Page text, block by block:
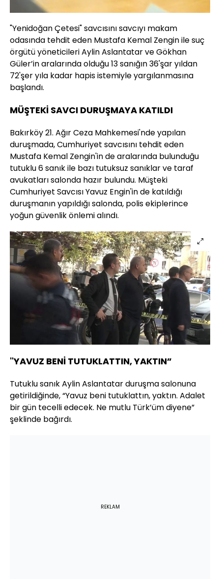
"Yenidoğan Çetesi" savcısını savcıyı makam
odasında tehdit eden Mustafa Kemal Zengin ile suç
örgütü yöneticileri Aylin Aslantatar ve Gökhan
Güler’in aralarında olduğu 13 sanığın 36'şar yıldan
72'şer yıla kadar hapis istemiyle yargılanmasına
başlandı.
MÜŞTEKİ SAVCI DURUŞMAYA KATILDI
Bakırköy 21. Ağır Ceza Mahkemesi'nde yapılan
duruşmada, Cumhuriyet savcısını tehdit eden
Mustafa Kemal Zengin'in de aralarında bulunduğu
tutuklu 6 sanık ile bazı tutuksuz sanıklar ve taraf
avukatları salonda hazır bulundu. Müşteki
Cumhuriyet Savcısı Yavuz Engin'in de katıldığı
duruşmanın yapıldığı salonda, polis ekiplerince
yoğun güvenlik önlemi alındı.
"YAVUZ BENİ TUTUKLATTIN, YAKTIN”
Tutuklu sanık Aylin Aslantatar duruşma salonuna
getirildiğinde, “Yavuz beni tutuklattın, yaktın. Adalet
bir gün tecelli edecek. Ne mutlu Türk’üm diyene”
şeklinde bağırdı.
REKLAM